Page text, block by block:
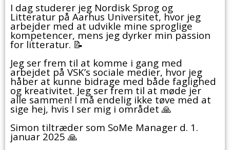
I dag studerer jeg Nordisk Sprog og
Litteratur på Aarhus Universitet, hvor jeg
arbejder med at udvikle mine sproglige
kompetencer, mens jeg dyrker min passion
for litteratur. 📝
Jeg ser frem til at komme i gang med
arbejdet på VSK’s sociale medier, hvor jeg
håber at kunne bidrage med både faglighed
og kreativitet. Jeg ser frem til at møde jer
alle sammen! I må endelig ikke tøve med at
sige hej, hvis I ser mig i området 🙏
Simon tiltræder som SoMe Manager d. 1.
januar 2025 🙏